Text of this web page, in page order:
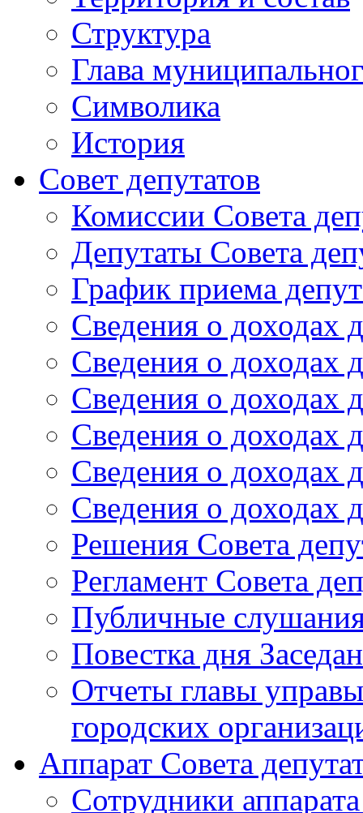
Структура
Глава
Символика
История
Cовет депутатов
Комиссии Совета
Депутаты Совета
График приема
Сведения о доходах
Сведения о доходах
Сведения о доходах
Сведения о доходах
Сведения о доходах
Сведения о доходах
Решения Совета
Регламент Совета
Публичные
Повестка дня
Отчеты главы
городских
Аппарат Совета
Сотрудники